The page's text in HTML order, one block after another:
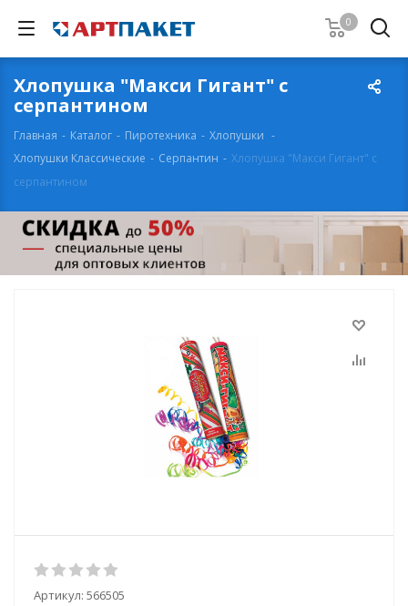
0
Хлопушка "Макси Гигант" с
серпантином
Главная - Каталог - Пиротехника - Хлопушки -
Хлопушки Классические - Серпантин - Хлопушка "Макси Гигант" с
серпантином
Артикул: 566505